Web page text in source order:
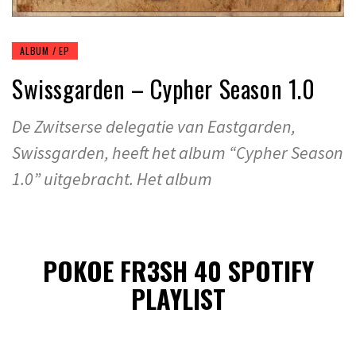
ALBUM / EP
Swissgarden – Cypher Season 1.0
De Zwitserse delegatie van Eastgarden,
Swissgarden, heeft het album “Cypher Season
1.0” uitgebracht. Het album
POKOE FR3SH 40 SPOTIFY
PLAYLIST